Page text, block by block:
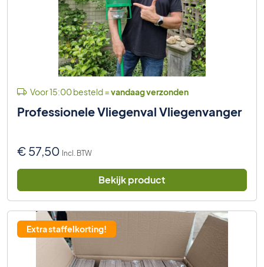
Voor 15:00 besteld =vandaag verzonden
Professionele Vliegenval Vliegenvanger
€ 57,50 Incl. BTW
Bekijk product
Extra staffelkorting!